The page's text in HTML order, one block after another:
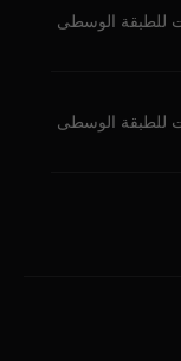
للطبقة الوسطى
للطبقة الوسطى